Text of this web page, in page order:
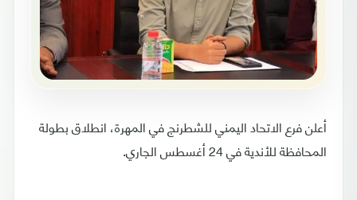
أعلن فرع الاتحاد اليمني للشطرنج في المهرة، انطلاق بطولة
المحافظة للأندية في 24 أغسطس الجاري.